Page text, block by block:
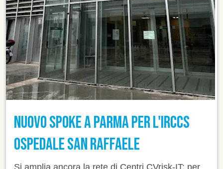
NUOVO SPOKE A PARMA PER L'IRCCS
OSPEDALE SAN RAFFAELE
Si amplia ancora la rete di Centri CVrisk-IT: per